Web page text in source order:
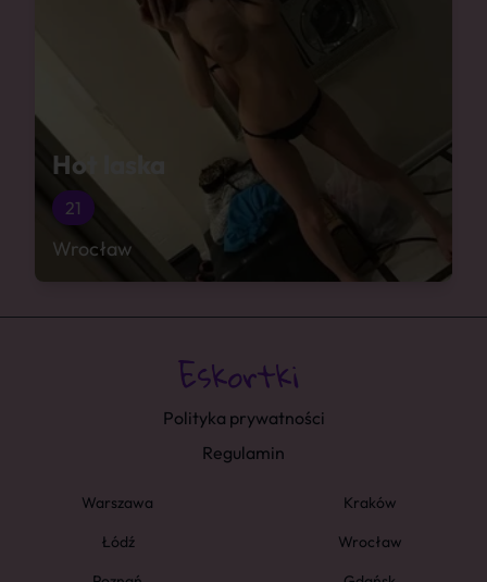
Hot laska
21
Wrocław
Polityka prywatności
Regulamin
Warszawa
Kraków
Łódź
Wrocław